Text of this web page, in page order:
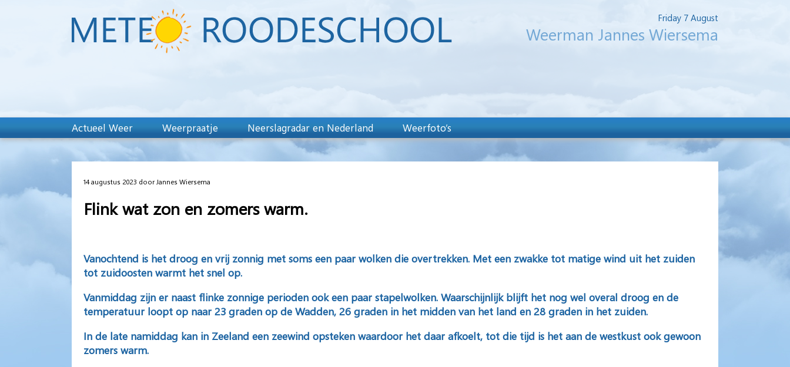
Friday 7 August
Weerman Jannes Wiersema
Actueel Weer Weerpraatje Neerslagradar en Nederland Weerfoto’s
14 augustus 2023 door Jannes Wiersema
Flink wat zon en zomers warm.
Vanochtend is het droog en vrij zonnig met soms een paar wolken die overtrekken. Met een zwakke tot matige wind uit het zuiden
tot zuidoosten warmt het snel op.
Vanmiddag zijn er naast flinke zonnige perioden ook een paar stapelwolken. Waarschijnlijk blijft het nog wel overal droog en de
temperatuur loopt op naar 23 graden op de Wadden, 26 graden in het midden van het land en 28 graden in het zuiden.
In de late namiddag kan in Zeeland een zeewind opsteken waardoor het daar afkoelt, tot die tijd is het aan de westkust ook gewoon
zomers warm.